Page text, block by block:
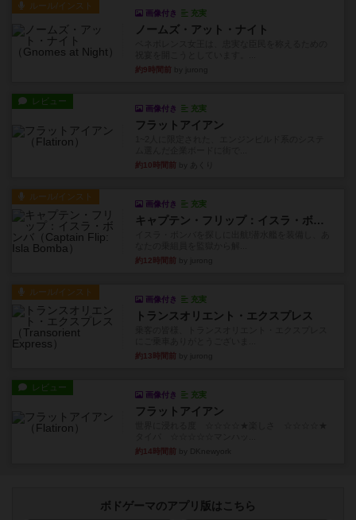
ルール/インスト
画像付き 充実
ノームズ・アット・ナイト
約9時間前
レビュー
画像付き 充実
フラットアイアン
約10時間前
ルール/インスト
画像付き 充実
キャプテン・フリップ：イスラ・ボンバ
約12時間前
ルール/インスト
画像付き 充実
トランスオリエント・エクスプレス
約13時間前
レビュー
画像付き 充実
フラットアイアン
約14時間前
ボドゲーマのアプリ版はこちら